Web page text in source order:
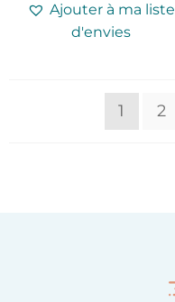
Ajouter à ma liste
d'envies
1 2